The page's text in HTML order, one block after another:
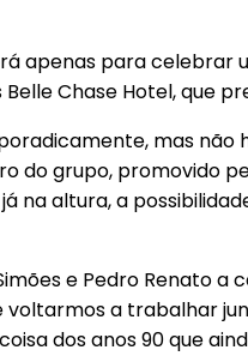
apenas para
Chase Hotel, que
mas
do grupo, promovido
na altura, a
e Pedro Renato a
a trabalhar
dos anos 90 que